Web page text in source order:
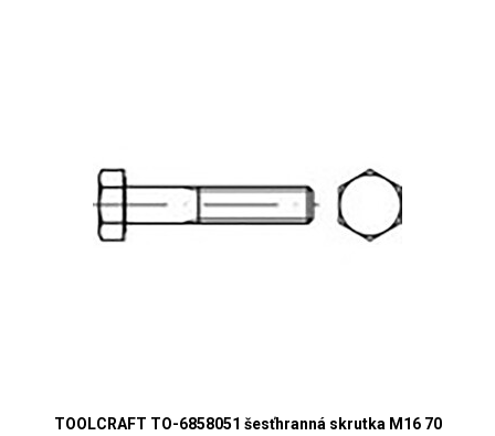
TOOLCRAFT TO-6858051 šesťhranná skrutka M16 70